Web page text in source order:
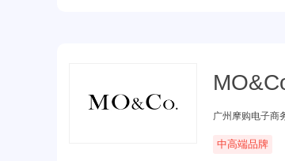
广州摩购电子商
中高端品牌